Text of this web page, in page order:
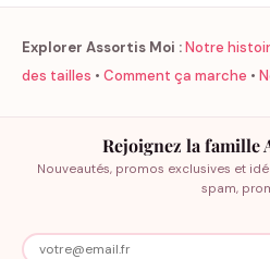
Explorer Assortis Moi :Notre
des tailles • Comment ça marche •
Rejoignez la famille
Nouveautés, promos exclusives et
spam,